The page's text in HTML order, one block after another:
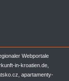
Webportale
in-kroatien.de,
apartamenty-